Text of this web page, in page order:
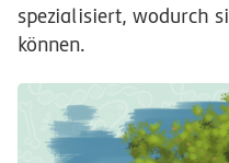
spezialisiert, wodurch
können.